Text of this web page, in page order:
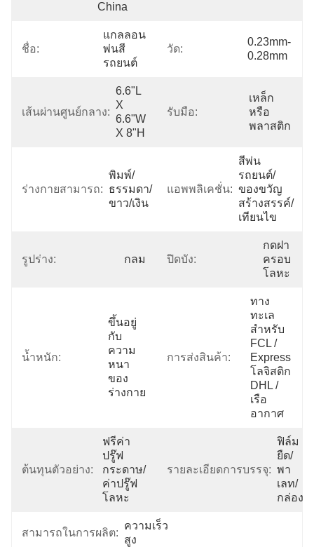
China
ชื่อ:
แกลลอน
พ่นสี
รถยนต์
วัด:
0.23mm-
0.28mm
เส้นผ่านศูนย์กลาง:
6.6"L
X
6.6"W
X 8"H
รับมือ:
เหล็ก
หรือ
พลาสติก
ร่างกายสามารถ:
พิมพ์/
ธรรมดา/
ขาว/เงิน
แอพพลิเคชั่น:
สีพ่น
รถยนต์/
ของขวัญ
สร้างสรรค์/
เทียนไข
รูปร่าง: กลม ปิดบัง:
กดฝา
ครอบ
โลหะ
น้ำหนัก:
ขึ้นอยู่
กับ
ความ
หนา
ของ
ร่างกาย
การส่งสินค้า:
ทาง
ทะเล
สำหรับ
FCL /
Express
โลจิสติก
DHL /
เรือ
อากาศ
ต้นทุนตัวอย่าง:
ฟรีค่า
ปรู๊ฟ
กระดาษ/
ค่าปรู๊ฟ
โลหะ
รายละเอียดการบรรจุ:
ฟิล์ม
ยืด/
พา
เลท/
กล่อง
สามารถในการผลิต:
ความเร็ว
สูง